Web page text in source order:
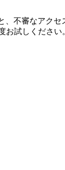
不審なアクセ
お試しください